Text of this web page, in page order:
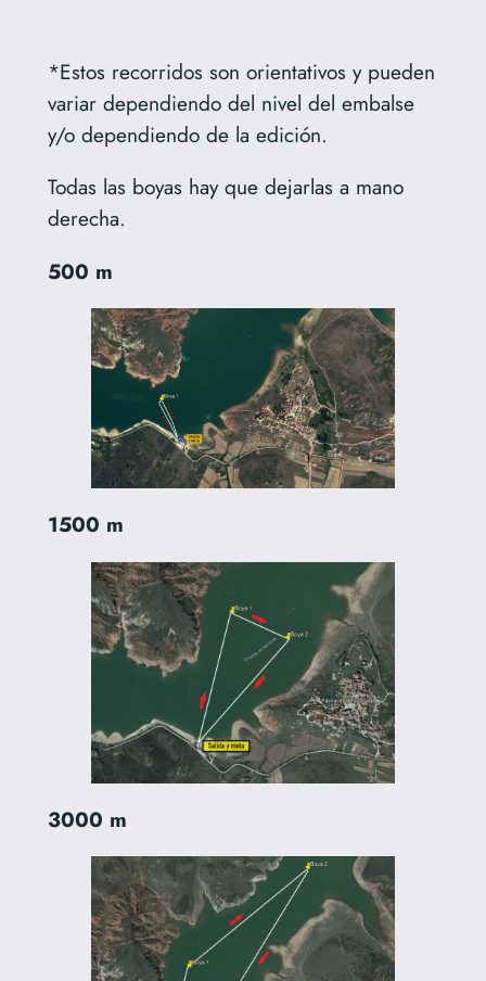
*Estos recorridos son orientativos y pueden
variar dependiendo del nivel del embalse
y/o dependiendo de la edición.
Todas las boyas hay que dejarlas a mano
derecha.
500 m
1500 m
3000 m